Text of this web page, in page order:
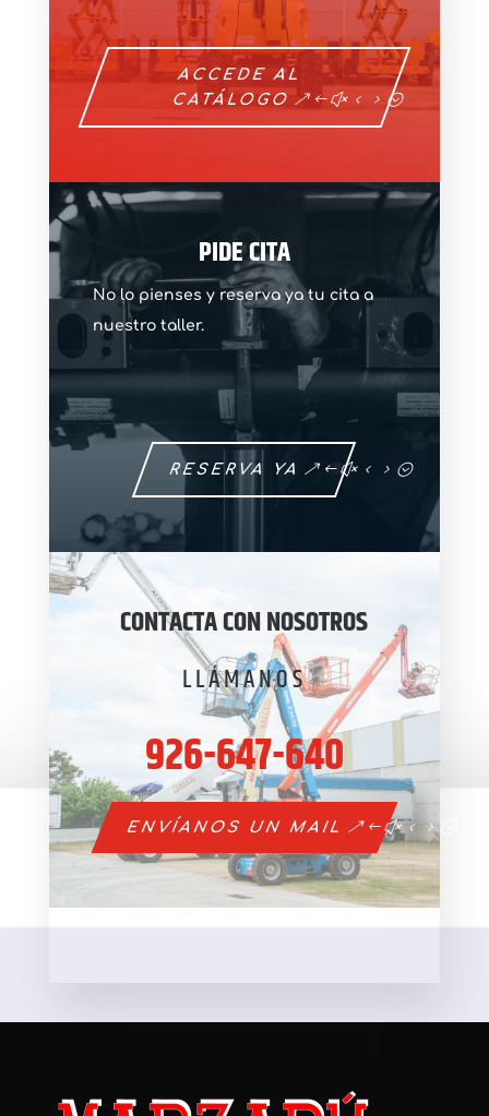
ACCEDE AL
CATÁLOGO
PIDE CITA
No lo pienses y reserva ya tu cita a
nuestro taller.
RESERVA YA
CONTACTA CON NOSOTROS
LLÁMANOS
926-647-640
ENVÍANOS UN MAIL